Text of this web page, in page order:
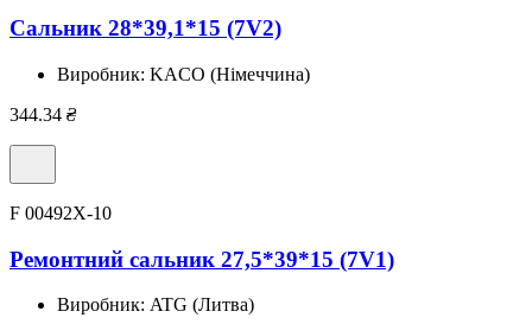
Сальник 28*39,1*15 (7V2)
Виробник: KACO (Німеччина)
344.34 ₴
F 00492X-10
Ремонтний сальник 27,5*39*15 (7V1)
Виробник: ATG (Литва)